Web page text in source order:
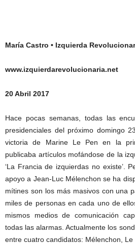
María Castro • Izquierda
www.izquierdarevolucionaria.net
20 Abril 2017
Hace pocas semanas, todas las
presidenciales del próximo domingo
victoria de Marine Le Pen en la
publicaba artículos mofándose de la
‘La Francia de izquierdas no existe’.
apoyo a Jean-Luc Mélenchon se ha
mítines son los más masivos con una
miles de personas en cada uno de
mismos medios de comunicación
todas las alarmas. Actualmente los
entre cuatro candidatos: Mélenchon, Le